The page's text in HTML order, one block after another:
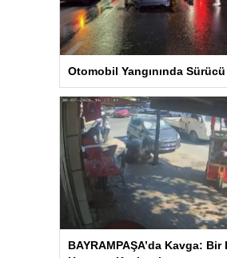
Otomobil Yangınında Sürücü
BAYRAMPAŞA’da Kavga: Bir